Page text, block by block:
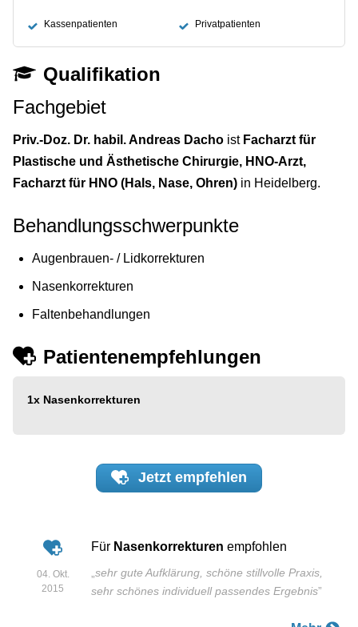
Kassenpatienten Privatpatienten
Qualifikation
Fachgebiet
Priv.-Doz. Dr. habil. Andreas Dacho ist Facharzt für
Plastische und Ästhetische Chirurgie, HNO-Arzt,
Facharzt für HNO (Hals, Nase, Ohren) in Heidelberg.
Behandlungsschwerpunkte
Augenbrauen- / Lidkorrekturen
Nasenkorrekturen
Faltenbehandlungen
Patientenempfehlungen
1x Nasenkorrekturen
Jetzt empfehlen
04. Okt.
2015
Für Nasenkorrekturen empfohlen
„sehr gute Aufklärung, schöne stillvolle Praxis,
sehr schönes individuell passendes Ergebnis”